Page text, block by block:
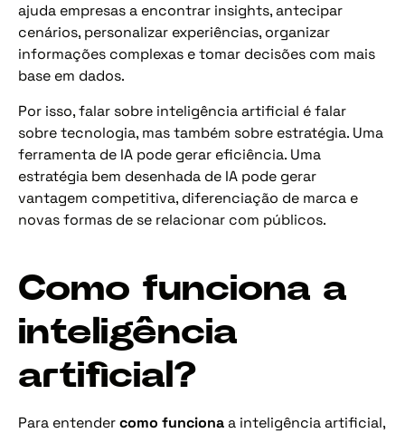
ajuda empresas a encontrar insights, antecipar
cenários, personalizar experiências, organizar
informações complexas e tomar decisões com mais
base em dados.
Por isso, falar sobre inteligência artificial é falar
sobre tecnologia, mas também sobre estratégia. Uma
ferramenta de IA pode gerar eficiência. Uma
estratégia bem desenhada de IA pode gerar
vantagem competitiva, diferenciação de marca e
novas formas de se relacionar com públicos.
Como funciona a
inteligência
artificial?
Para entendercomo funcionaa inteligência artificial,